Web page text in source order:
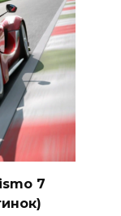
7